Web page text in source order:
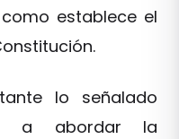
establece el
lo señalado
a abordar la